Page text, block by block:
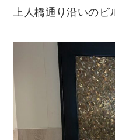
上人橋通り沿いのビ